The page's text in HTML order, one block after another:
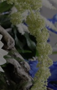
echt iets
deze
het
het